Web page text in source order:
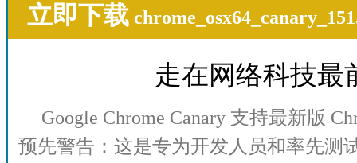
立即下载
走在网络科技最
Google Chrome Canary 支持最新版
预先警告：这是专为开发人员和率先测